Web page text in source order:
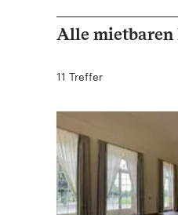
Alle mietbaren
11 Treffer